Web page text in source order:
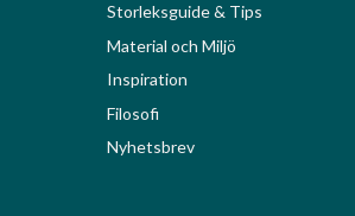
Storleksguide & Tips
Material och Miljö
Inspiration
Filosofi
Nyhetsbrev